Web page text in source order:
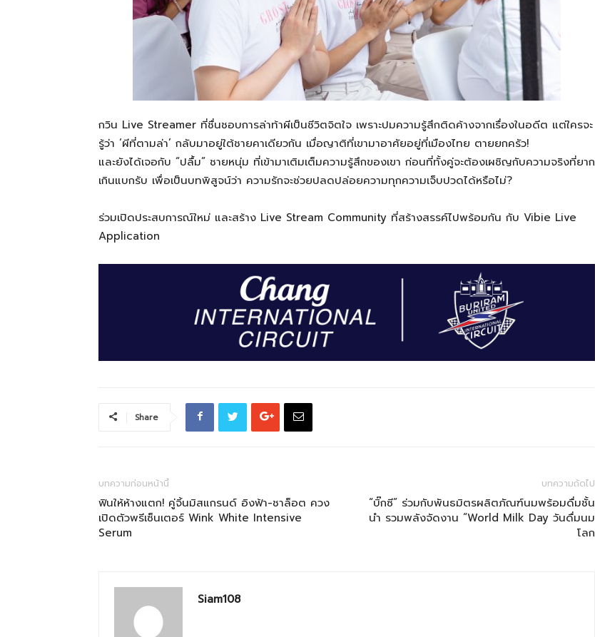
กวิน Live Streamer ที่ชื่นชอบการล่าท้าผีเป็นชีวิตจิตใจ เพราะปมความรู้สึกติดค้างจากเรื่องในอดีต แต่ใครจะ
รู้ว่า ‘ผีที่ตามล่า’ กลับมาอยู่ใต้ชายคาเดียวกัน เมื่อญาติที่เขามาอาศัยอยู่ที่เมืองไทย ตายยกครัว!
และยังได้เจอกับ “ปลื้ม” ชายหนุ่ม ที่เข้ามาเติมเต็มความรู้สึกของเขา ก่อนที่ทั้งคู่จะต้องเผชิญกับความจริงที่ยาก
เกินแบกรับ เพื่อเป็นบทพิสูจน์ว่า ความรักจะช่วยปลดปล่อยความทุกความเจ็บปวดได้หรือไม่?
ร่วมเปิดประสบการณ์ใหม่ และสร้าง Live Stream Community ที่สร้างสรรค์ไปพร้อมกัน กับ Vibie Live
Application
Share
บทความก่อนหน้านี้
ฟินให้ห้างแตก! คู่จิ้นมิสแกรนด์ อิงฟ้า-ชาล็อต ควง
เปิดตัวพรีเซ็นเตอร์ Wink White Intensive
Serum
บทความถัดไป
“บิ๊กซี” ร่วมกับพันธมิตรผลิตภัณฑ์นมพร้อมดื่มชั้น
นำ รวมพลังจัดงาน “World Milk Day วันดื่มนม
โลก
Siam108